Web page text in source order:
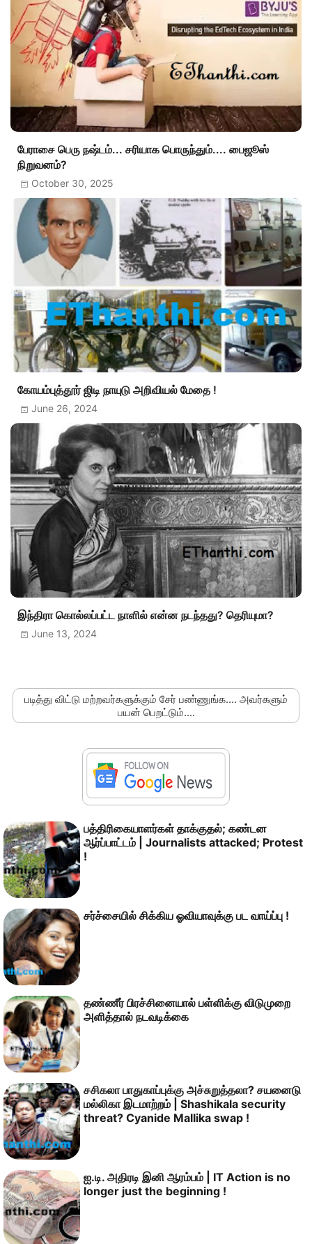
பேராசை பெரு நஷ்டம்... சரியாக பொருந்தும்.... பைஜூஸ்
நிறுவனம்?
October 30, 2025
கோயம்புத்தூர் ஜிடி நாயுடு அறிவியல் மேதை !
June 26, 2024
இந்திரா கொல்லப்பட்ட நாளில் என்ன நடந்தது? தெரியுமா?
June 13, 2024
படித்து விட்டு மற்றவர்களுக்கும் சேர் பண்ணுங்க.... அவர்களும்
பயன் பெறட்டும்....
பத்திரிகையாளர்கள் தாக்குதல்; கண்டன
ஆர்ப்பாட்டம் | Journalists attacked; Protest
!
சர்ச்சையில் சிக்கிய ஓவியாவுக்கு பட வாய்ப்பு !
தண்ணீர் பிரச்சினையால் பள்ளிக்கு விடுமுறை
அளித்தால் நடவடிக்கை
சசிகலா பாதுகாப்புக்கு அச்சுறுத்தலா? சயனைடு
மல்லிகா இடமாற்றம் | Shashikala security
threat? Cyanide Mallika swap !
ஐ.டி. அதிரடி இனி ஆரம்பம் | IT Action is no
longer just the beginning !